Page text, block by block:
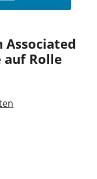
Associated
auf Rolle